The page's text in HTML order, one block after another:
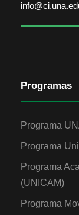
Programas
Programa
Programa
Programa
(UNICAM)
Programa